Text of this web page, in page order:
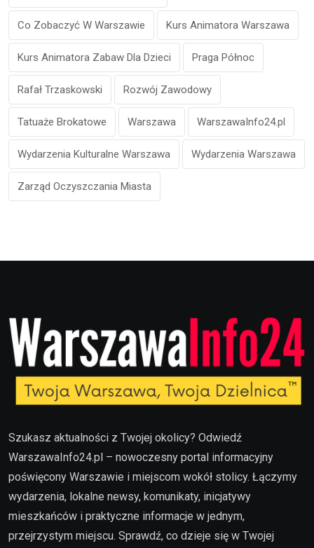
Co Zobaczyć W Warszawie Kurs Animatora Warszawa
Kurs Animatora Zabaw Dla Dzieci Praga Północ
Rafał Trzaskowski Rozwój Zawodowy
Tatuaże Brokatowe Warszawa WarszawaInfo24.pl
Wydarzenia Kulturalne Warszawa Wydarzenia Warszawa
Zarząd Oczyszczania Miasta
Szukasz aktualności z Twojej okolicy? Odwiedź
WarszawaInfo24.pl – nowoczesny portal informacyjny
poświęcony Warszawie i miejscom wokół stolicy. Łączymy
wydarzenia, lokalne newsy, komunikaty, inicjatywy
mieszkańców i praktyczne informacje w jednym,
przejrzystym miejscu. Sprawdź, co dzieje się w Twojej